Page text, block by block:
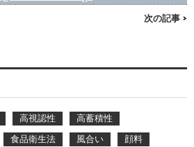
次の記事 >
高視認性
高蓄積性
食品衛生法 風合い
顔料